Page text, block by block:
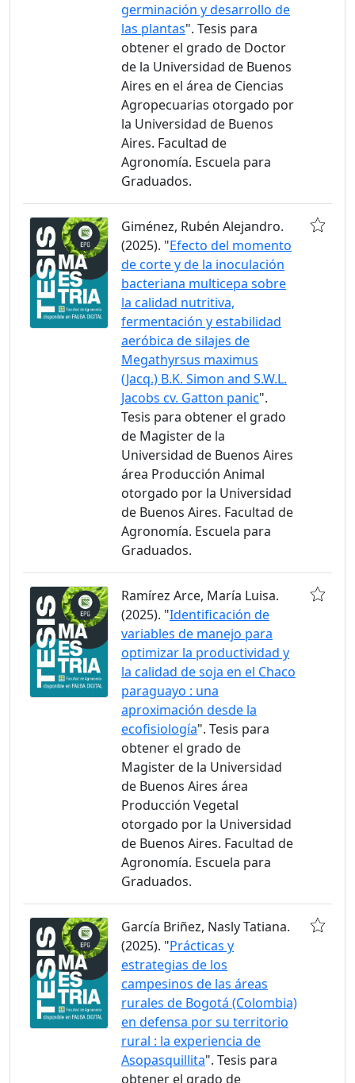
germinación y desarrollo de
las plantas". Tesis para
obtener el grado de Doctor
de la Universidad de Buenos
Aires en el área de Ciencias
Agropecuarias otorgado por
la Universidad de Buenos
Aires. Facultad de
Agronomía. Escuela para
Graduados.
Giménez, Rubén Alejandro.
(2025). "Efecto del momento
de corte y de la inoculación
bacteriana multicepa sobre
la calidad nutritiva,
fermentación y estabilidad
aeróbica de silajes de
Megathyrsus maximus
(Jacq.) B.K. Simon and S.W.L.
Jacobs cv. Gatton panic".
Tesis para obtener el grado
de Magister de la
Universidad de Buenos Aires
área Producción Animal
otorgado por la Universidad
de Buenos Aires. Facultad de
Agronomía. Escuela para
Graduados.
Ramírez Arce, María Luisa.
(2025). "Identificación de
variables de manejo para
optimizar la productividad y
la calidad de soja en el Chaco
paraguayo : una
aproximación desde la
ecofisiología". Tesis para
obtener el grado de
Magister de la Universidad
de Buenos Aires área
Producción Vegetal
otorgado por la Universidad
de Buenos Aires. Facultad de
Agronomía. Escuela para
Graduados.
García Briñez, Nasly Tatiana.
(2025). "Prácticas y
estrategias de los
campesinos de las áreas
rurales de Bogotá (Colombia)
en defensa por su territorio
rural : la experiencia de
Asopasquillita". Tesis para
obtener el grado de